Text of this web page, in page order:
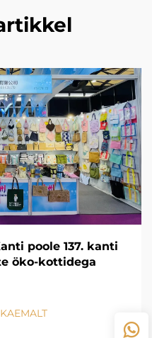
poole 137. kanti
öko-kottidega